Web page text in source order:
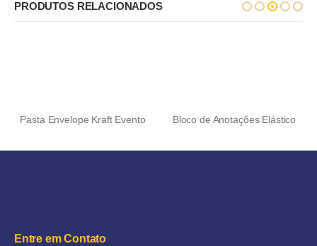
PRODUTOS RELACIONADOS
Pasta Envelope Kraft Evento Bloco de Anotações Elástico
Entre em Contato